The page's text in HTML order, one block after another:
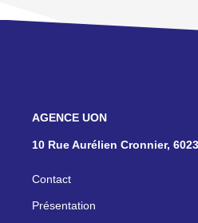
NOS AGENCES
10 Rue Aurélien Cronnier,
Contact
Présentation